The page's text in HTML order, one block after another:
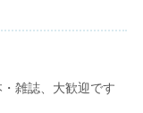
雑誌、大歓迎です